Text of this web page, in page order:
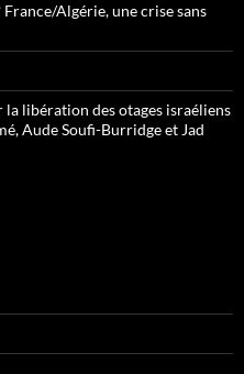
Algérie, une crise sans
libération des otages israéliens
Aude Soufi-Burridge et Jad